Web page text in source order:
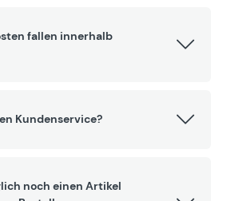
fallen innerhalb
Kundenservice?
noch einen Artikel